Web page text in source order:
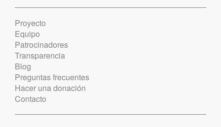
Proyecto
Equipo
Patrocinadores
Transparencia
Blog
Preguntas frecuentes
Hacer una donación
Contacto